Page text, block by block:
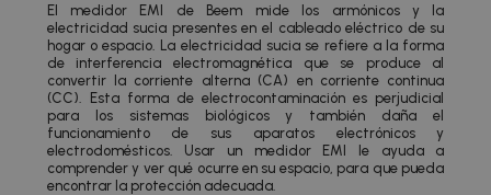
El medidor EMI de Beem mide los armónicos y la
electricidad sucia presentes en el cableado eléctrico de su
hogar o espacio. La electricidad sucia se refiere a la forma
de interferencia electromagnética que se produce al
convertir la corriente alterna (CA) en corriente continua
(CC). Esta forma de electrocontaminación es perjudicial
para los sistemas biológicos y también daña el
funcionamiento de sus aparatos electrónicos y
electrodomésticos. Usar un medidor EMI le ayuda a
comprender y ver qué ocurre en su espacio, para que pueda
encontrar la protección adecuada.